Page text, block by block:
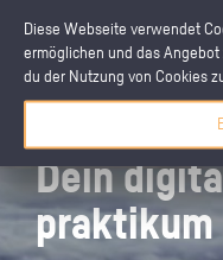
Diese Webseite verwendet
ermöglichen und das
du der Nutzung von Cookies
Dein
praktikum